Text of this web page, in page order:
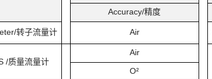
Accuracy/精度
转子流量计 Air
/质量流量计
Air
O²